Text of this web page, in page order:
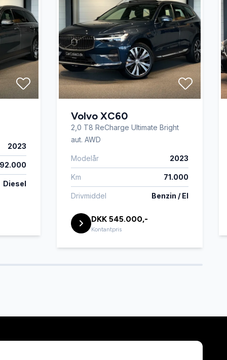
2023
92.000
Diesel
Volvo XC60
2,0 T8 ReCharge Ultimate Bright
aut. AWD
Modelår 2023
Km 71.000
Drivmiddel Benzin / El
DKK 545.000,-
Kontantpris